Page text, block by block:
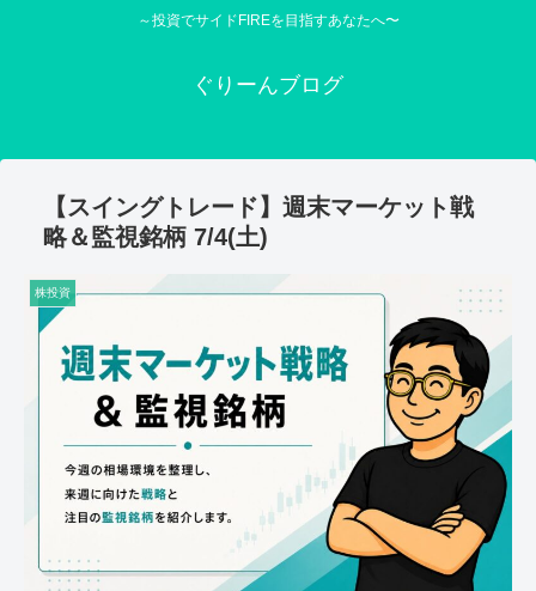
～投資でサイドFIREを目指すあなたへ〜
ぐりーんブログ
【スイングトレード】週末マーケット戦
略＆監視銘柄 7/4(土)
株投資